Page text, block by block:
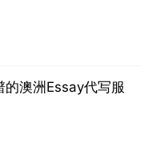
的澳洲Essay代写服